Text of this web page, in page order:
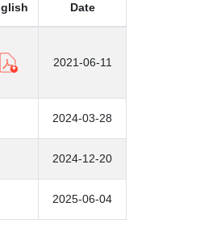
Date
2021-06-11
2024-03-28
2024-12-20
2025-06-04